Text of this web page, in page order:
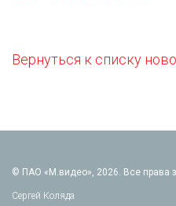
Вернуться к списку
© ПАО «М.видео», 2026. Все права
Сергей Коляда